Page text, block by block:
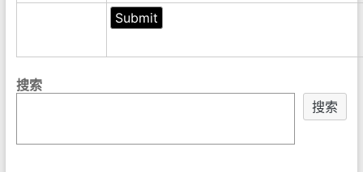
搜索
搜索